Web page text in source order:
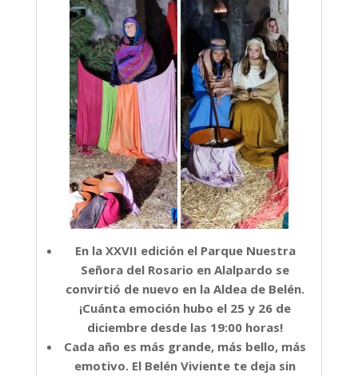
En la XXVII edición el Parque Nuestra
Señora del Rosario en Alalpardo se
convirtió de nuevo en la Aldea de Belén.
¡Cuánta emoción hubo el 25 y 26 de
diciembre desde las 19:00 horas!
Cada año es más grande, más bello, más
emotivo. El Belén Viviente te deja sin